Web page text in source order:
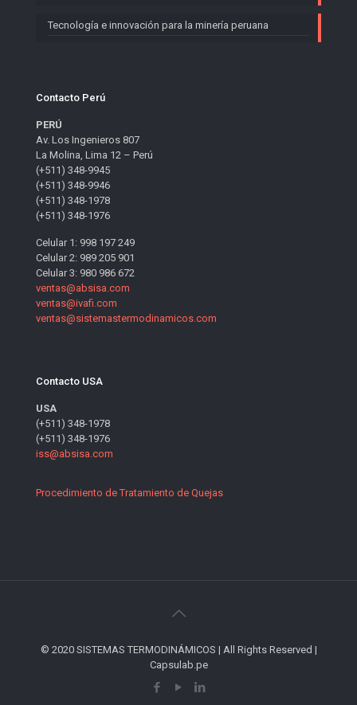
Tecnología e innovación para la minería peruana
Contacto Perú
PERÚ
Av. Los Ingenieros 807
La Molina, Lima 12 – Perú
(+511) 348-9945
(+511) 348-9946
(+511) 348-1978
(+511) 348-1976
Celular 1: 998 197 249
Celular 2: 989 205 901
Celular 3: 980 986 672
ventas@absisa.com
ventas@ivafi.com
ventas@sistemastermodinamicos.com
Contacto USA
USA
(+511) 348-1978
(+511) 348-1976
iss@absisa.com
Procedimiento de Tratamiento de Quejas
© 2020 SISTEMAS TERMODINÁMICOS | All Rights Reserved |
Capsulab.pe